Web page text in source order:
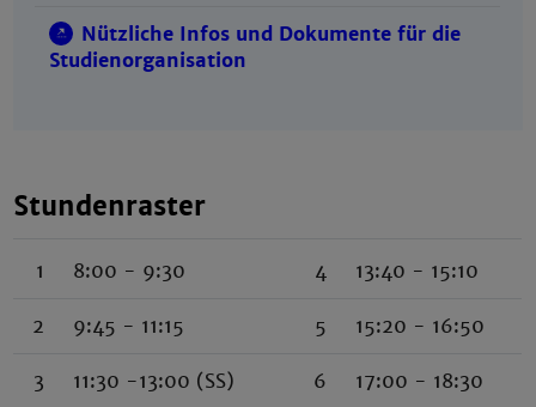
Nützliche Infos und Dokumente für die
Studienorganisation
Stundenraster
1 8:00 - 9:30 4 13:40 - 15:10
2 9:45 - 11:15 5 15:20 - 16:50
3 11:30 -13:00 (SS) 6 17:00 - 18:30